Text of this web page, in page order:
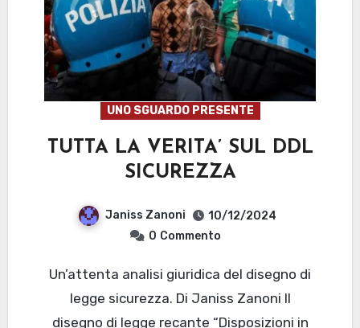
UNO SGUARDO PRESENTE
TUTTA LA VERITA’ SUL DDL
SICUREZZA
Janiss Zanoni
10/12/2024
0 Commento
Un’attenta analisi giuridica del disegno di
legge sicurezza. Di Janiss Zanoni Il
disegno di legge recante “Disposizioni in